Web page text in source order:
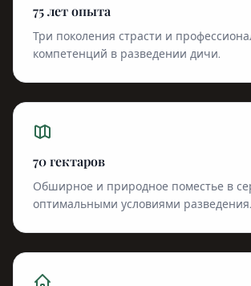
75 лет опыта
Три поколения страсти и
компетенций в разведении дичи.
70 гектаров
Обширное и природное поместье в
оптимальными условиями разведения.